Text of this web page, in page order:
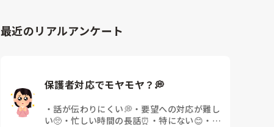
の勤務が多くなります。
たため福利厚生や社会保険はありませんでしたが、会社
によって勤務時間に応じて社会保険に入れるところもあ
りますね。
固定のご家庭と繋がれると良いと思います。
最近のリアルアンケート
保護者対応でモヤモヤ？💭
・話が伝わりにくい💭 ・ 要望への対応が難し
い🥺 ・忙しい時間の長話⏰ ・特にない😊 ・ 日